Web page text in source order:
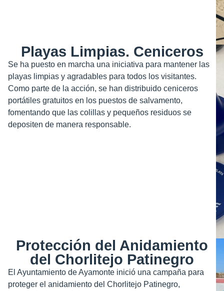
Playas Limpias. Ceniceros
Se ha puesto en marcha una iniciativa para mantener las
playas limpias y agradables para todos los visitantes.
Como parte de la acción, se han distribuido ceniceros
portátiles gratuitos en los puestos de salvamento,
fomentando que las colillas y pequeños residuos se
depositen de manera responsable.
Protección del Anidamiento
del Chorlitejo Patinegro
El Ayuntamiento de Ayamonte inició una campaña para
proteger el anidamiento del Chorlitejo Patinegro,